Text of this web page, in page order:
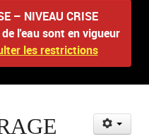
– NIVEAU CRISE
l'eau sont en vigueur
les restrictions